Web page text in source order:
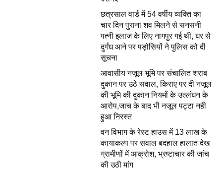
छत्रसाल वार्ड में 54 वर्षीय व्यक्ति का
चार दिन पुराना शव मिलने से सनसनी
पत्नी इलाज के लिए नागपुर गई थी, घर से
दुर्गंध आने पर पड़ोसियों ने पुलिस को दी
सूचना
आवासीय नजूल भूमि पर संचालित शराब
दुकान पर उठे सवाल, किराए पर दी नजूल
की भूमि की दुकान नियमों के उल्लंघन के
आरोप,जाच के बाद भी नजूल पट्टा नही
हुआ निरस्त
वन विभाग के रेस्ट हाउस में 13 लाख के
कायाकल्प पर सवाल बदहाल हालात देख
ग्रामीणों में आक्रोश, भ्रष्टाचार की जांच
की उठी मांग